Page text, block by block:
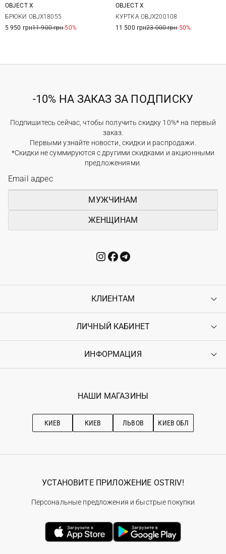
OBJECT X
БРЮКИ OBJX18055
5 950 грн11 900 грн-50%
OBJECT X
КУРТКА OBJX200108
11 500 грн23 000 грн-50%
-10% НА ЗАКАЗ ЗА ПОДПИСКУ
Подпишитесь сейчас, чтобы получить скидку 10%* на первый
заказ.
Первыми узнайте новости, скидки и распродажи.
*Скидки не суммируются с другими скидками и акционными
предложениями.
МУЖЧИНАМ
ЖЕНЩИНАМ
КЛИЕНТАМ
Контакты
Возврат
Гарантия
ЛИЧНЫЙ КАБИНЕТ
Войти
Ostriv Club+
ИНФОРМАЦИЯ
Наши магазини
Рекомендации по уходу
НАШИ МАГАЗИНЫ
КИЕВ КИЕВ ЛЬВОВ КИЕВ ОБЛ
УСТАНОВИТЕ ПРИЛОЖЕНИЕ OSTRIV!
Персональные предложения и быстрые покупки